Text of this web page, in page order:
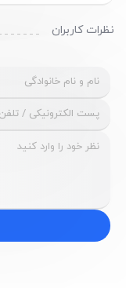
نظرات کاربران